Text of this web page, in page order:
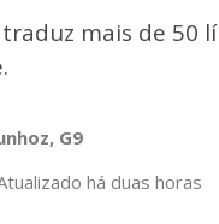
mais de 50
G9
há duas horas